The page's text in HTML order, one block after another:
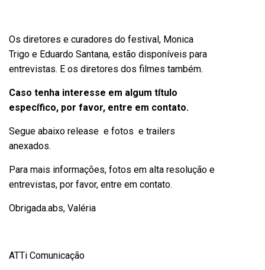
Os diretores e curadores do festival, Monica
Trigo e Eduardo Santana, estão disponíveis para
entrevistas. E os diretores dos filmes também.
Caso tenha interesse em algum título
específico, por favor, entre em contato.
Segue abaixo release e fotos e trailers
anexados.
Para mais informações, fotos em alta resolução e
entrevistas, por favor, entre em contato.
Obrigada.abs, Valéria
ATTi Comunicação